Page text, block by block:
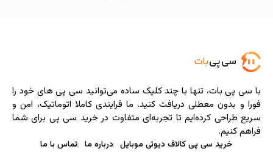
با سی ‌پی‌ بات، تنها با چند کلیک ساده می‌توانید سی پی های خود را
فورا و بدون معطلی دریافت کنید. ما فرایندی کاملا اتوماتیک، امن و
سریع طراحی کرده‌ایم تا تجربه‌ای متفاوت در خرید سی پی برای شما
فراهم کنیم.
خرید سی پی کالاف دیوتی موبایل درباره ما تماس با ما